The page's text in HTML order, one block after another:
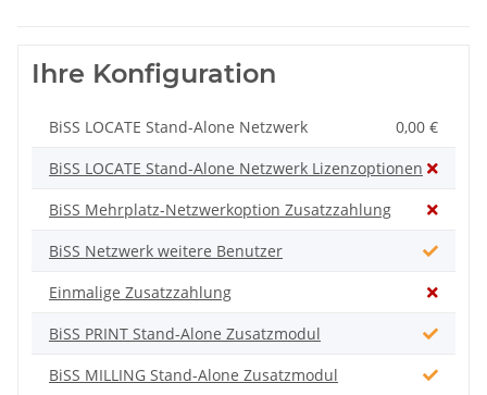
Ihre Konfiguration
BiSS LOCATE Stand-Alone Netzwerk
0,00 €
BiSS LOCATE Stand-Alone Netzwerk Lizenzoptionen
BiSS Mehrplatz-Netzwerkoption Zusatzzahlung
BiSS Netzwerk weitere Benutzer
Einmalige Zusatzzahlung
BiSS PRINT Stand-Alone Zusatzmodul
BiSS MILLING Stand-Alone Zusatzmodul